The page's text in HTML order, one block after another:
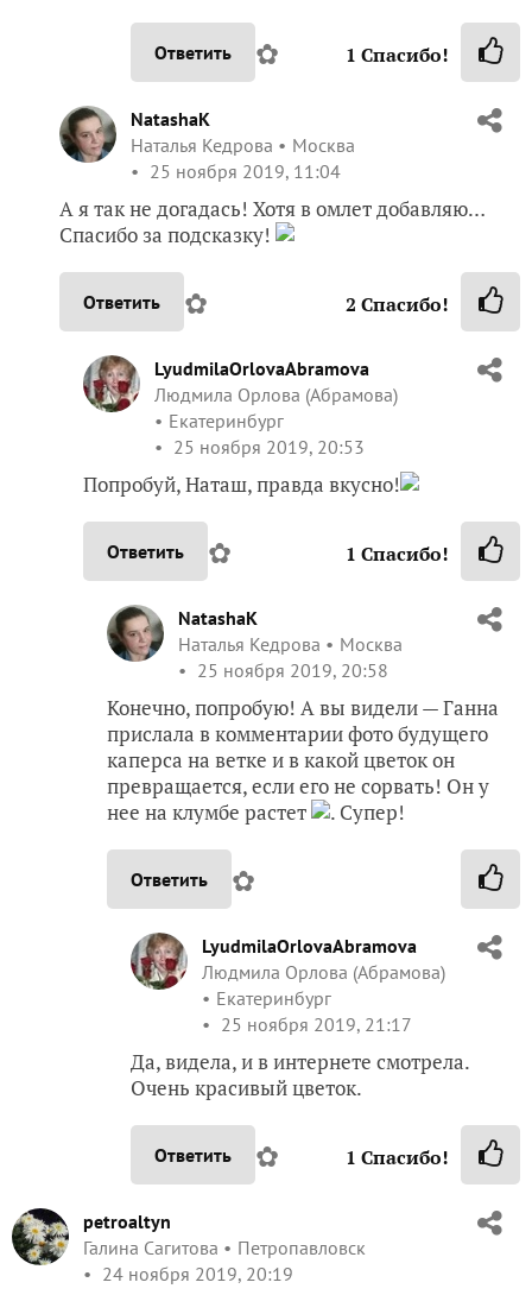
Ответить ✿ 1 Спасибо!
NatashaK
Наталья Кедрова
Москва
25 ноября 2019, 11:04
А я так не догадась! Хотя в омлет добавляю…
Спасибо за подсказку!
Ответить ✿ 2 Спасибо!
LyudmilaOrlovaAbramova
Людмила Орлова (Абрамова)
Екатеринбург
25 ноября 2019, 20:53
Попробуй, Наташ, правда вкусно!
Ответить ✿ 1 Спасибо!
NatashaK
Наталья Кедрова
Москва
25 ноября 2019, 20:58
Конечно, попробую! А вы видели — Ганна
прислала в комментарии фото будущего
каперса на ветке и в какой цветок он
превращается, если его не сорвать! Он у
нее на клумбе растет
. Супер!
Ответить ✿
LyudmilaOrlovaAbramova
Людмила Орлова (Абрамова)
Екатеринбург
25 ноября 2019, 21:17
Да, видела, и в интернете смотрела.
Очень красивый цветок.
Ответить ✿ 1 Спасибо!
petroaltyn
Галина Сагитова
Петропавловск
24 ноября 2019, 20:19